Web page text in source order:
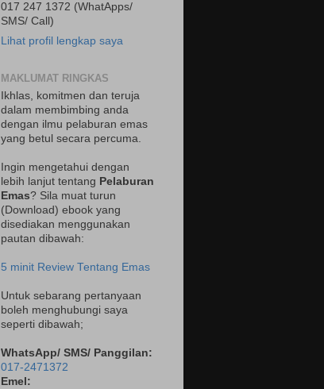
017 247 1372 (WhatApps/
SMS/ Call)
Lihat profil lengkap saya
MAKLUMAT RINGKAS
Ikhlas, komitmen dan teruja
dalam membimbing anda
dengan ilmu pelaburan emas
yang betul secara percuma.
Ingin mengetahui dengan
lebih lanjut tentang Pelaburan
Emas? Sila muat turun
(Download) ebook yang
disediakan menggunakan
pautan dibawah:
5 minit Review Tentang Emas
Untuk sebarang pertanyaan
boleh menghubungi saya
seperti dibawah;
WhatsApp/ SMS/ Panggilan:
017-2471372
Emel: